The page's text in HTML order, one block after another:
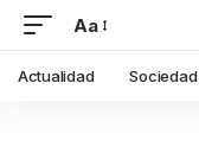
Aa
Actualidad Sociedad